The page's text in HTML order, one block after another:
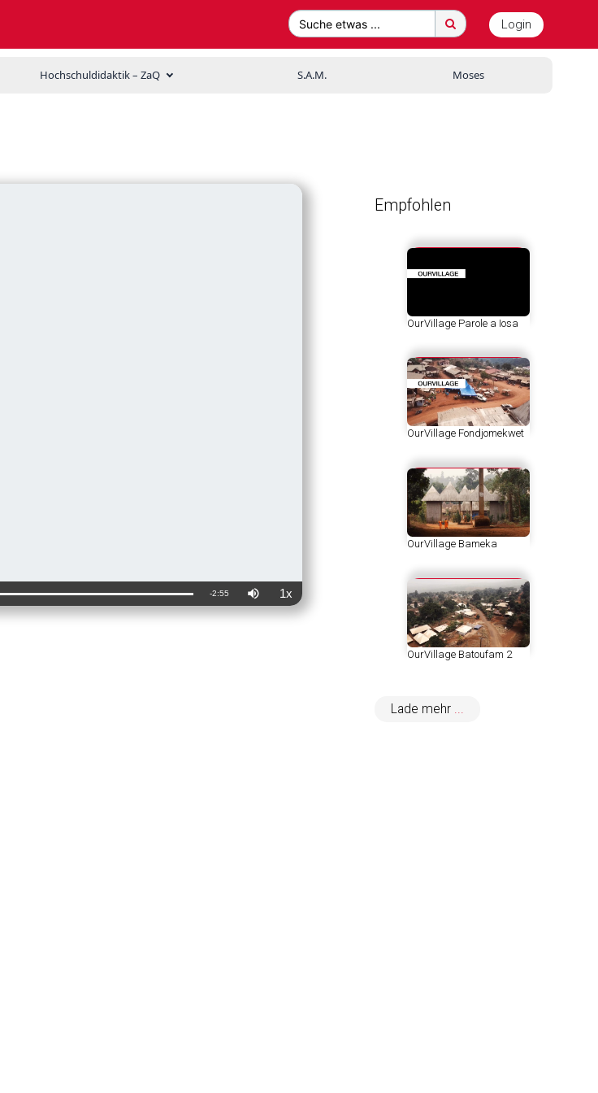
Suche etwas ... Login
Hochschuldidaktik – ZaQ S.A.M. Moses
Verbleibende
-2:55
Ton
aus
1xWiedergabegeschwindigkeit
Empfohlen
OurVillage Parole a Iosa
OurVillage Fondjomekwet
OurVillage Bameka
OurVillage Batoufam 2
Lade mehr